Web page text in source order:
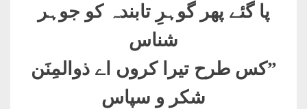
پا گئے پھر گوہرِ تابندہ کو جوہر
شناس
”کس طرح تیرا کروں اے ذوالمِنَن
شکر و سپاس